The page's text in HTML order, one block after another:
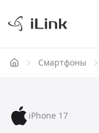
Смартфоны
iPhone 17